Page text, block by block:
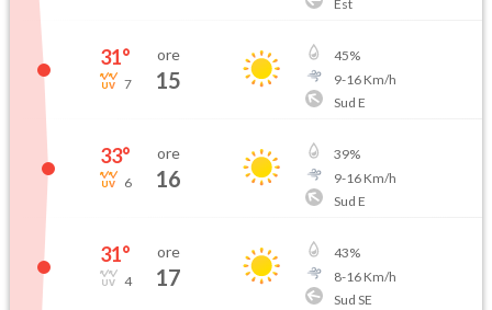
Est
31°
7
ore
15
45%
9-16Km/h
Sud E
33°
6
ore
16
39%
9-16Km/h
Sud E
31°
4
ore
17
43%
8-16Km/h
Sud SE